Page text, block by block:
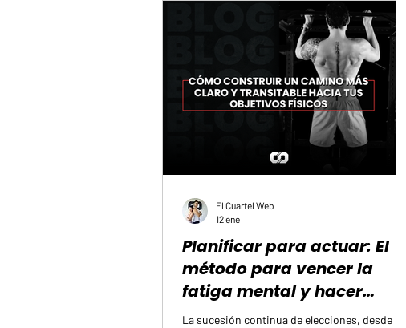
sistema cuando le pides más. Y es una de las
métricas más importantes para vivir con m
Planificar para actuar: El
método para vencer la
fatiga mental y hacer
ejercicio
La sucesión continua de elecciones, desde lo
El Cuartel Web
12 ene